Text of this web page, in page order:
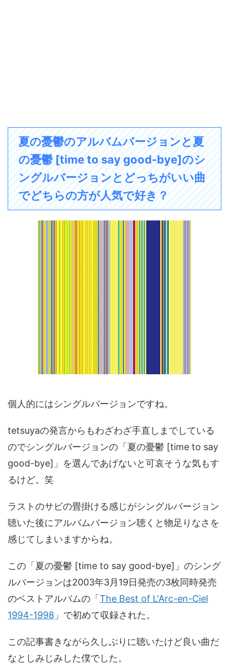
夏の憂鬱のアルバムバージョンと夏
の憂鬱 [time to say good-bye]のシ
ングルバージョンとどっちがいい曲
でどちらの方が人気で好き？
個人的にはシングルバージョンですね。
tetsuyaの発言からもわざわざ手直しまでしている
のでシングルバージョンの「夏の憂鬱 [time to say
good-bye]」を選んであげないと可哀そうな気もす
るけど。笑
ラストのサビの畳掛ける感じがシングルバージョン
聴いた後にアルバムバージョン聴くと物足りなさを
感じてしまいますからね。
この「夏の憂鬱 [time to say good-bye]」のシング
ルバージョンは2003年3月19日発売の3枚同時発売
のベストアルバムの「 The Best of L'Arc-en-Ciel
1994-1998 」で初めて収録された。
この記事書きながら久しぶりに聴いたけど良い曲だ
なとしみじみした僕でした。